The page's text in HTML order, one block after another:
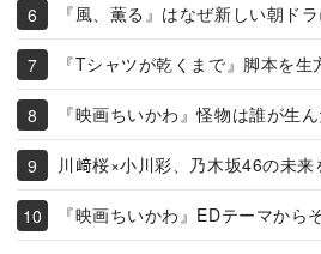
『風、薫る』はなぜ新しい朝ドラ
『Tシャツが乾くまで』脚本を生
『映画ちいかわ』怪物は誰が生
川﨑桜×小川彩、乃木坂46の未来
『映画ちいかわ』EDテーマから